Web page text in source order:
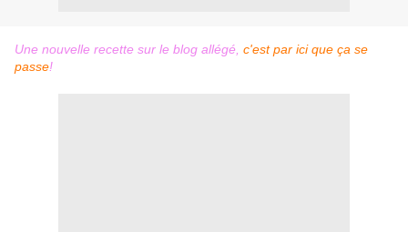
Une nouvelle recette sur le blog allégé, c'est par ici que ça se
passe!